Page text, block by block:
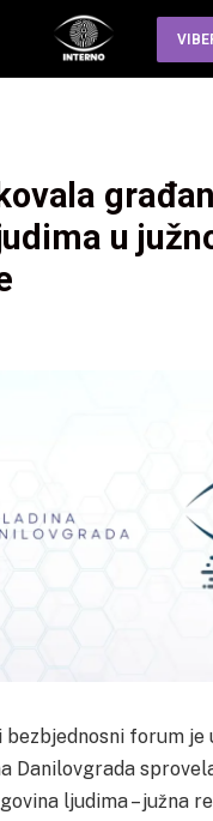
u
bezbjednosni forum
Danilovgrada
ljudima – južna